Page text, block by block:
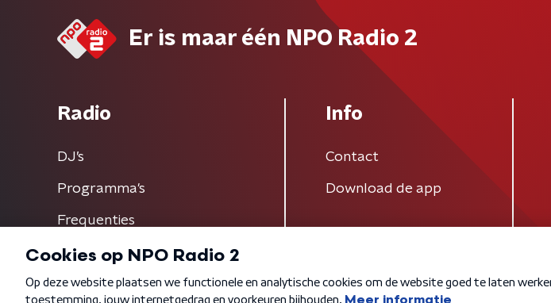
Er is maar één NPO Radio 2
Radio
DJ’s
Programma's
Frequenties
Info
Contact
Download de app